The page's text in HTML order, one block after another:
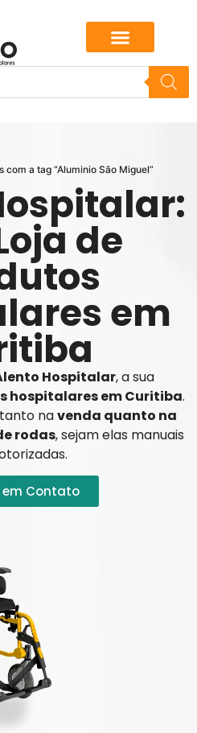
a tag “Aluminio São Miguel”
de
em
Hospitalar, a sua
hospitalares em Curitiba.
navenda quanto na
rodas, sejam elas manuais
em Contato